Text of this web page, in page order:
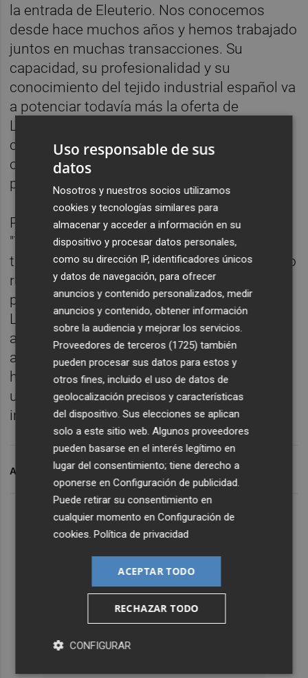
la entrada de Eleuterio. Nos conocemos
desde hace muchos años y hemos trabajado
juntos en muchas transacciones. Su
capacidad, su profesionalidad y su
conocimiento del tejido industrial español va
a potenciar todavía más la oferta de
Livingstone y nos va a permitir aportar a los
clientes una visión adicional de las
operaciones aprovechando su experiencia
previa como inversor profesional".
Por su parte Eleuterio Abad ha señalado:
"Tras más de 14 años en Grupo Zriser,
tremendamente enriquecedores, he decidido
redirigir mi desarrollo profesional a otros
proyectos empresariales incorporándome a
Livingstone. Quiero dar mi más sincero
agradecimiento a Grupo Zriser, y en especial
a sus accionistas Ana y Pablo Serratosa, por
haberme dado la oportunidad de estar en
uno de los grupos empresariales más
importantes de la Comunidad Valenciana".
ARCHIVADO EN LIVINGSTONE PARTNERS M&A
Uso responsable de sus
datos
Nosotros y nuestros socios utilizamos
cookies y tecnologías similares para
almacenar y acceder a información en su
dispositivo y procesar datos personales,
como su dirección IP, identificadores únicos
y datos de navegación, para ofrecer
anuncios y contenido personalizados, medir
anuncios y contenido, obtener información
sobre la audiencia y mejorar los servicios.
Proveedores de terceros (1725) también
pueden procesar sus datos para estos y
otros fines, incluido el uso de datos de
geolocalización precisos y características
del dispositivo. Sus elecciones se aplican
solo a este sitio web. Algunos proveedores
pueden basarse en el interés legítimo en
lugar del consentimiento; tiene derecho a
oponerse enConfiguración de publicidad.
Puede retirar su consentimiento en
cualquier momento enConfiguración de
cookies.Política de privacidad
ACEPTAR TODO
RECHAZAR TODO
CONFIGURAR